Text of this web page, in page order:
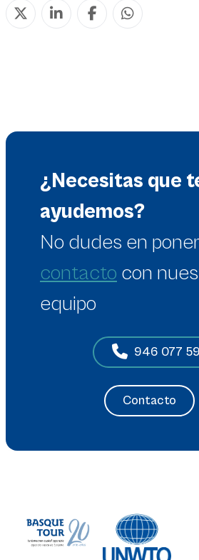
¿Necesitas que
ayudemos?
No dudes en
contacto con
equipo
946 077
Contacto